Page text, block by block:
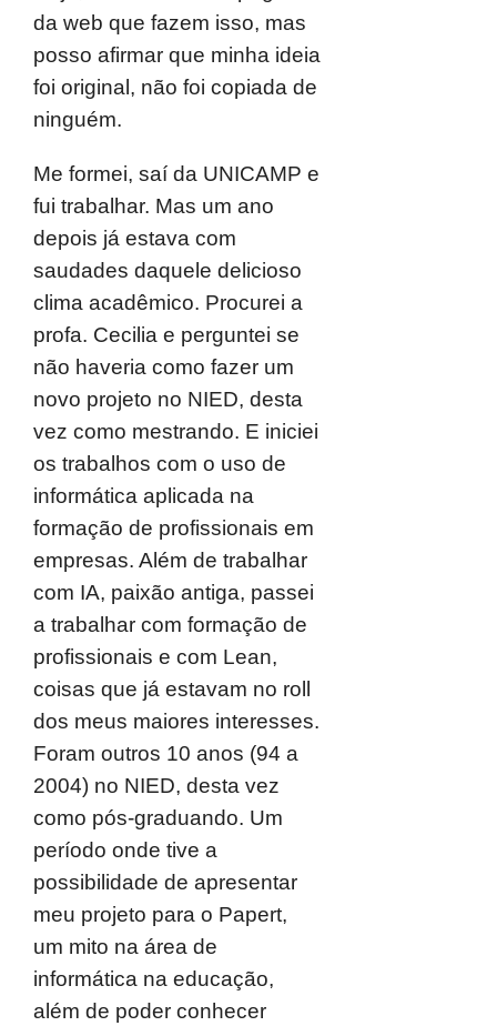
da web que fazem isso, mas
posso afirmar que minha ideia
foi original, não foi copiada de
ninguém.
Me formei, saí da UNICAMP e
fui trabalhar. Mas um ano
depois já estava com
saudades daquele delicioso
clima acadêmico. Procurei a
profa. Cecilia e perguntei se
não haveria como fazer um
novo projeto no NIED, desta
vez como mestrando. E iniciei
os trabalhos com o uso de
informática aplicada na
formação de profissionais em
empresas. Além de trabalhar
com IA, paixão antiga, passei
a trabalhar com formação de
profissionais e com Lean,
coisas que já estavam no roll
dos meus maiores interesses.
Foram outros 10 anos (94 a
2004) no NIED, desta vez
como pós-graduando. Um
período onde tive a
possibilidade de apresentar
meu projeto para o Papert,
um mito na área de
informática na educação,
além de poder conhecer